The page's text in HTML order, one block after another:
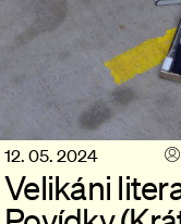
12. 05. 2024
Velikáni